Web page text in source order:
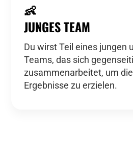
👶
JUNGES TEAM
Du wirst Teil eines jungen
Teams, das sich
zusammenarbeitet, um
Ergebnisse zu erzielen.